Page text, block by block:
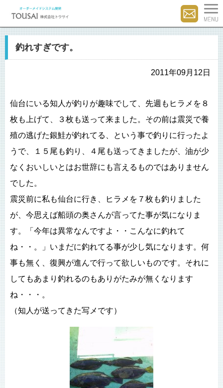
釣れすぎです。
2011年09月12日
仙台にいる知人が釣りが趣味でして、先週もヒラメを８
枚も上げて、３枚も送って来ました。その前は震災で養
殖の逃げた銀鮭が釣れてる、という事で釣りに行ったよ
うで、１５尾も釣り、４尾も送ってきましたが、油が少
なくおいしいとはお世辞にも言えるものではありません
でした。
震災前に私も仙台に行き、ヒラメを７枚も釣りました
が、今思えば船頭の奥さんが言ってた事が気になりま
す。「今年は異常なんですよ・・こんなに釣れて
ね・・。」いまだに釣れてる事が少し気になります。何
事も無く、復興が進んで行って欲しいものです。それに
してもあまり釣れるのもありがたみが無くなります
ね・・・。
（知人が送ってきた写メです）